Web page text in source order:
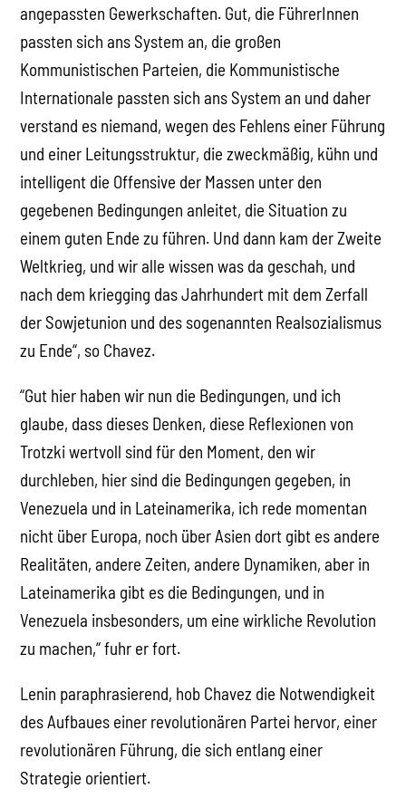
angepassten Gewerkschaften. Gut, die FührerInnen
passten sich ans System an, die großen
Kommunistischen Parteien, die Kommunistische
Internationale passten sich ans System an und daher
verstand es niemand, wegen des Fehlens einer Führung
und einer Leitungsstruktur, die zweckmäßig, kühn und
intelligent die Offensive der Massen unter den
gegebenen Bedingungen anleitet, die Situation zu
einem guten Ende zu führen. Und dann kam der Zweite
Weltkrieg, und wir alle wissen was da geschah, und
nach dem kriegging das Jahrhundert mit dem Zerfall
der Sowjetunion und des sogenannten Realsozialismus
zu Ende“, so Chavez.
“Gut hier haben wir nun die Bedingungen, und ich
glaube, dass dieses Denken, diese Reflexionen von
Trotzki wertvoll sind für den Moment, den wir
durchleben, hier sind die Bedingungen gegeben, in
Venezuela und in Lateinamerika, ich rede momentan
nicht über Europa, noch über Asien dort gibt es andere
Realitäten, andere Zeiten, andere Dynamiken, aber in
Lateinamerika gibt es die Bedingungen, und in
Venezuela insbesonders, um eine wirkliche Revolution
zu machen,“ fuhr er fort.
Lenin paraphrasierend, hob Chavez die Notwendigkeit
des Aufbaues einer revolutionären Partei hervor, einer
revolutionären Führung, die sich entlang einer
Strategie orientiert.